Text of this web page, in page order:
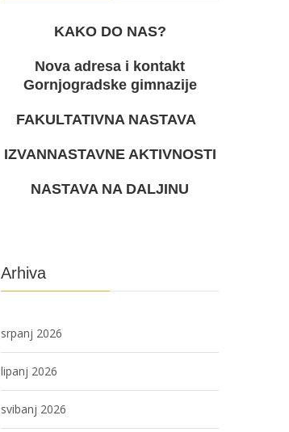
KAKO DO NAS?
Nova adresa i kontakt
Gornjogradske gimnazije
FAKULTATIVNA NASTAVA
IZVANNASTAVNE AKTIVNOSTI
NASTAVA NA DALJINU
Arhiva
srpanj 2026
lipanj 2026
svibanj 2026